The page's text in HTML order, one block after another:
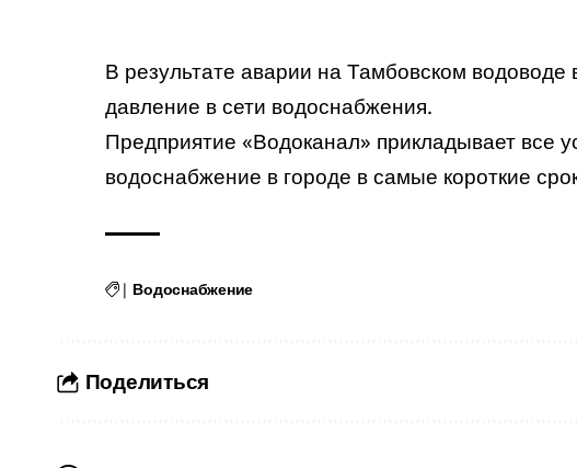
В результате аварии на Тамбовском
давление в сети водоснабжения.
Предприятие «Водоканал» прикладывает все
водоснабжение в городе в самые короткие
| Водоснабжение
Поделиться